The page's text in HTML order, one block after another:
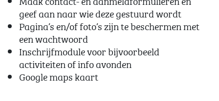
geef aan naar wie deze gestuurd wordt
Pagina’s en/of foto’s zijn te beschermen met
een wachtwoord
Inschrijfmodule voor bijvoorbeeld
activiteiten of info avonden
Google maps kaart